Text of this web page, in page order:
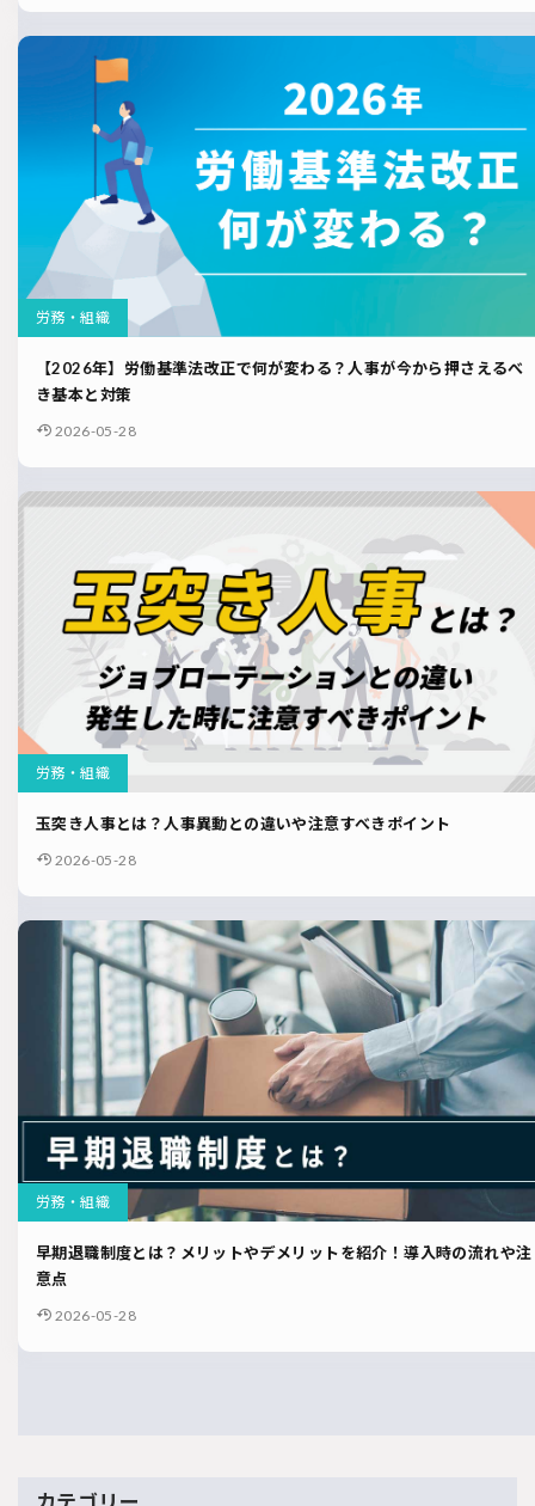
労務・組織
【2026年】労働基準法改正で何が変わる？人事が今から押さえるべ
き基本と対策
2026-05-28
労務・組織
玉突き人事とは？人事異動との違いや注意すべきポイント
2026-05-28
労務・組織
早期退職制度とは？メリットやデメリットを紹介！導入時の流れや注
意点
2026-05-28